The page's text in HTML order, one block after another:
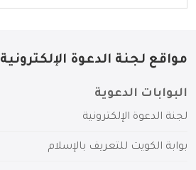
مواقع لجنة الدعوة الإلكترونية
البوابات الدعوية
لجنة الدعوة الإلكترونية
بوابة الكويت للتعريف بالإسلام